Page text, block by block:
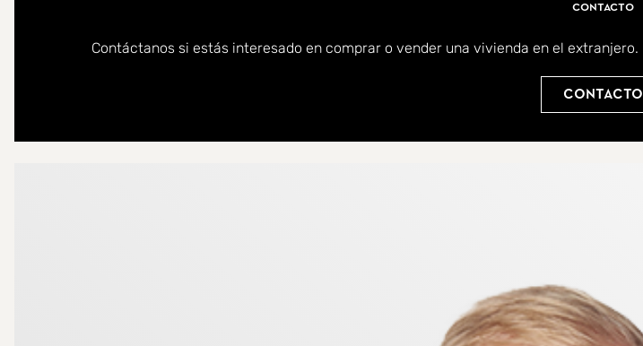
Contacto
Contáctanos si estás interesado en comprar o vender una vivienda en el extranjero.
Contacto